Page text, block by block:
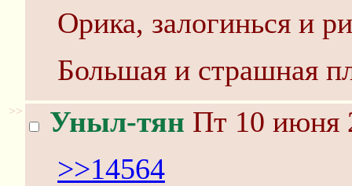
Орика, залогинься и
Большая и страшная
>> Уныл-тян Пт 10 июня
>>14564